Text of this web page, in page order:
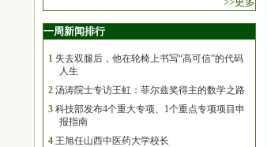
一周新闻排行
1 失去双腿后，他在轮椅上书写“高可信”的代码
人生
2 汤涛院士专访王虹：菲尔兹奖得主的数学之路
3 科技部发布4个重大专项、1个重点专项项目申
报指南
4 王旭任山西中医药大学校长